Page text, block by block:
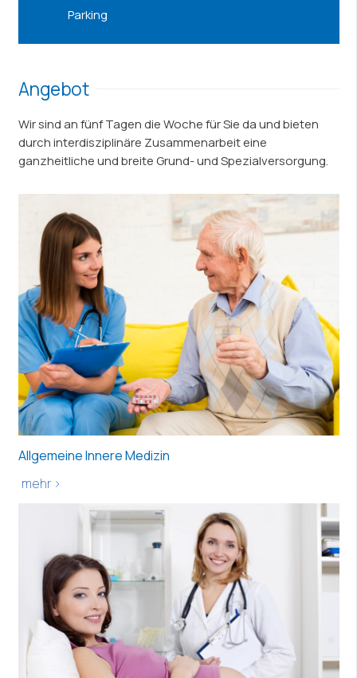
Parking
Angebot
Wir sind an fünf Tagen die Woche für Sie da und bieten
durch interdisziplinäre Zusammenarbeit eine
ganzheitliche und breite Grund- und Spezialversorgung.
Allgemeine Innere Medizin
mehr >